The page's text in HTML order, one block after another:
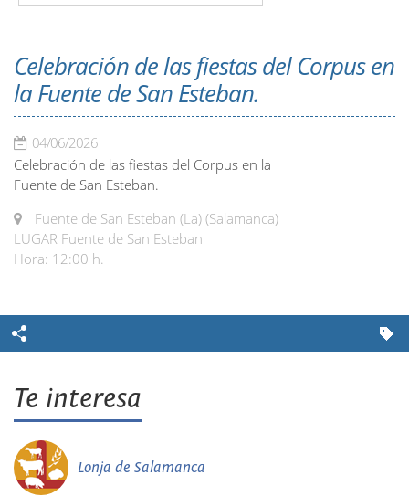
Celebración de las fiestas del Corpus en
la Fuente de San Esteban.
04/06/2026
Celebración de las fiestas del Corpus en la
Fuente de San Esteban.
Fuente de San Esteban (La) (Salamanca)
LUGAR Fuente de San Esteban
Hora: 12:00 h.
Te interesa
Lonja de Salamanca